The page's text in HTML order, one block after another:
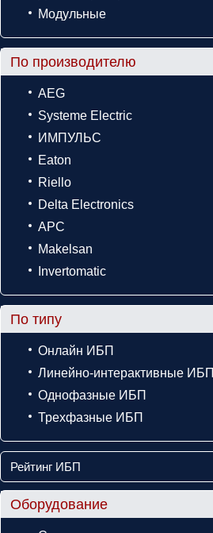
Модульные
По производителю
AEG
Systeme Electric
ИМПУЛЬС
Eaton
Riello
Delta Electronics
APC
Makelsan
Invertomatic
По типу
Онлайн ИБП
Линейно-интерактивные ИБП
Однофазные ИБП
Трехфазные ИБП
Рейтинг ИБП
Оборудование